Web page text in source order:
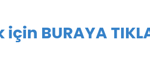
BURAYA